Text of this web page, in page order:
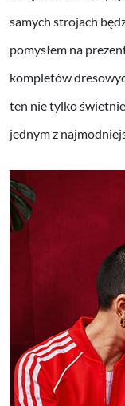
samych strojach
pomysłem na
kompletów
ten nie tylko
jednym z